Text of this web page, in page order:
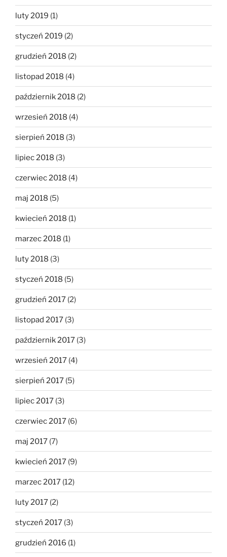
luty 2019 (1)
styczeń 2019 (2)
grudzień 2018 (2)
listopad 2018 (4)
październik 2018 (2)
wrzesień 2018 (4)
sierpień 2018 (3)
lipiec 2018 (3)
czerwiec 2018 (4)
maj 2018 (5)
kwiecień 2018 (1)
marzec 2018 (1)
luty 2018 (3)
styczeń 2018 (5)
grudzień 2017 (2)
listopad 2017 (3)
październik 2017 (3)
wrzesień 2017 (4)
sierpień 2017 (5)
lipiec 2017 (3)
czerwiec 2017 (6)
maj 2017 (7)
kwiecień 2017 (9)
marzec 2017 (12)
luty 2017 (2)
styczeń 2017 (3)
grudzień 2016 (1)